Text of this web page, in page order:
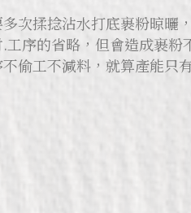
次揉捻沾水打底裹粉晾曬
工序的省略，但會造成裹
偷工不減料，就算產能只